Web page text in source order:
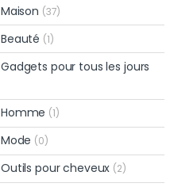
Maison (37)
Beauté (1)
Gadgets pour tous les jours
Homme (1)
Mode (0)
Outils pour cheveux (2)